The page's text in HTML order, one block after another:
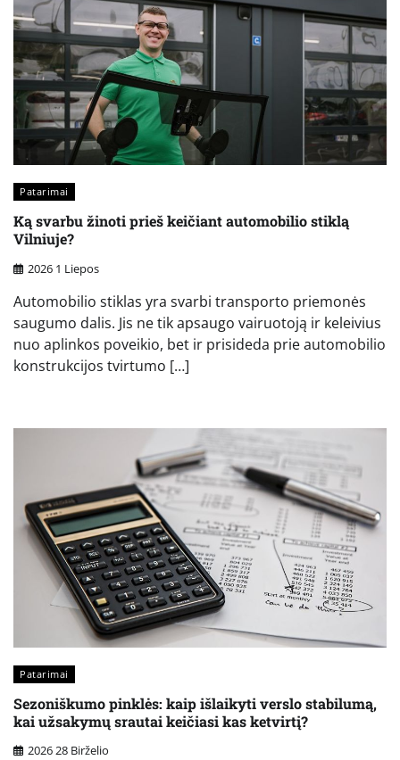
Patarimai
Ką svarbu žinoti prieš keičiant automobilio stiklą
Vilniuje?
2026 1 Liepos
Automobilio stiklas yra svarbi transporto priemonės
saugumo dalis. Jis ne tik apsaugo vairuotoją ir keleivius
nuo aplinkos poveikio, bet ir prisideda prie automobilio
konstrukcijos tvirtumo […]
Patarimai
Sezoniškumo pinklės: kaip išlaikyti verslo stabilumą,
kai užsakymų srautai keičiasi kas ketvirtį?
2026 28 Birželio